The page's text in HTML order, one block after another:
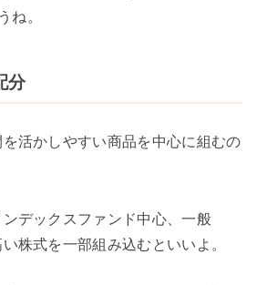
ね。
分
活かしやすい商品を中心に組むの
デックスファンド中心、一般
株式を一部組み込むといいよ。